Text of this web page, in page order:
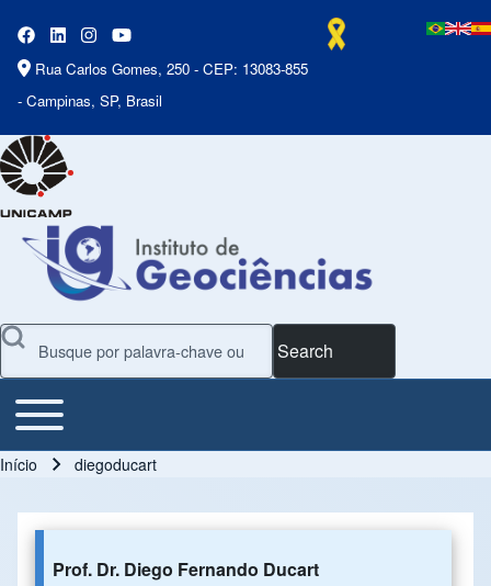
Rua Carlos Gomes, 250 - CEP: 13083-855
- Campinas, SP, Brasil
Search
Main Menu
Toggle main menu
Início diegoducart
Prof. Dr. Diego Fernando Ducart